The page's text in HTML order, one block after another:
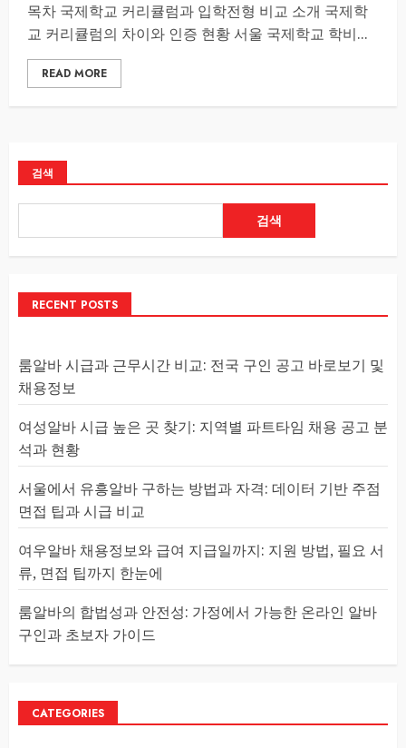
목차 국제학교 커리큘럼과 입학전형 비교 소개 국제학
교 커리큘럼의 차이와 인증 현황 서울 국제학교 학비...
READ MORE
검색
검색
RECENT POSTS
룸알바 시급과 근무시간 비교: 전국 구인 공고 바로보기 및
채용정보
여성알바 시급 높은 곳 찾기: 지역별 파트타임 채용 공고 분
석과 현황
서울에서 유흥알바 구하는 방법과 자격: 데이터 기반 주점
면접 팁과 시급 비교
여우알바 채용정보와 급여 지급일까지: 지원 방법, 필요 서
류, 면접 팁까지 한눈에
룸알바의 합법성과 안전성: 가정에서 가능한 온라인 알바
구인과 초보자 가이드
CATEGORIES